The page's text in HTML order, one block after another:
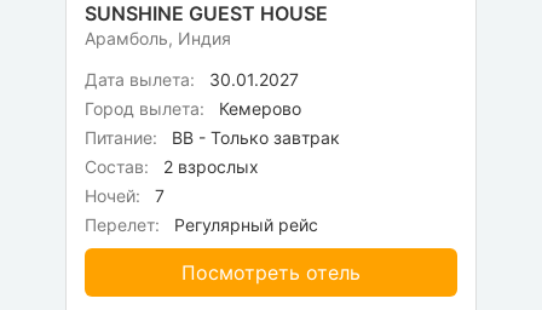
SUNSHINE GUEST HOUSE
Арамболь, Индия
Дата вылета:
30.01.2027
Город вылета:
Кемерово
Питание:
BB - Только завтрак
Состав:
2 взрослых
Ночей:
7
Перелет:
Регулярный рейс
Посмотреть отель